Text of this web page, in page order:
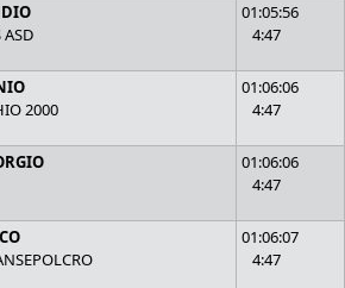
ASD
01:05:56
4:47
2000
01:06:06
4:47
01:06:06
4:47
01:06:07
4:47